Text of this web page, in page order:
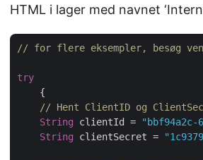
HTML i lager med navnet
// for flere eksempler, besøg
try
    {
// Hent ClientID og
String clientId =
"bbf94a2c-
String clientSecret =